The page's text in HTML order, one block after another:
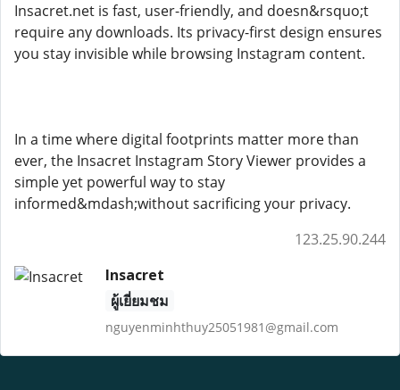
Insacret.net is fast, user-friendly, and doesn&rsquo;t
require any downloads. Its privacy-first design ensures
you stay invisible while browsing Instagram content.
In a time where digital footprints matter more than
ever, the Insacret Instagram Story Viewer provides a
simple yet powerful way to stay
informed&mdash;without sacrificing your privacy.
123.25.90.244
Insacret
ผู้เยี่ยมชม
nguyenminhthuy25051981@gmail.com